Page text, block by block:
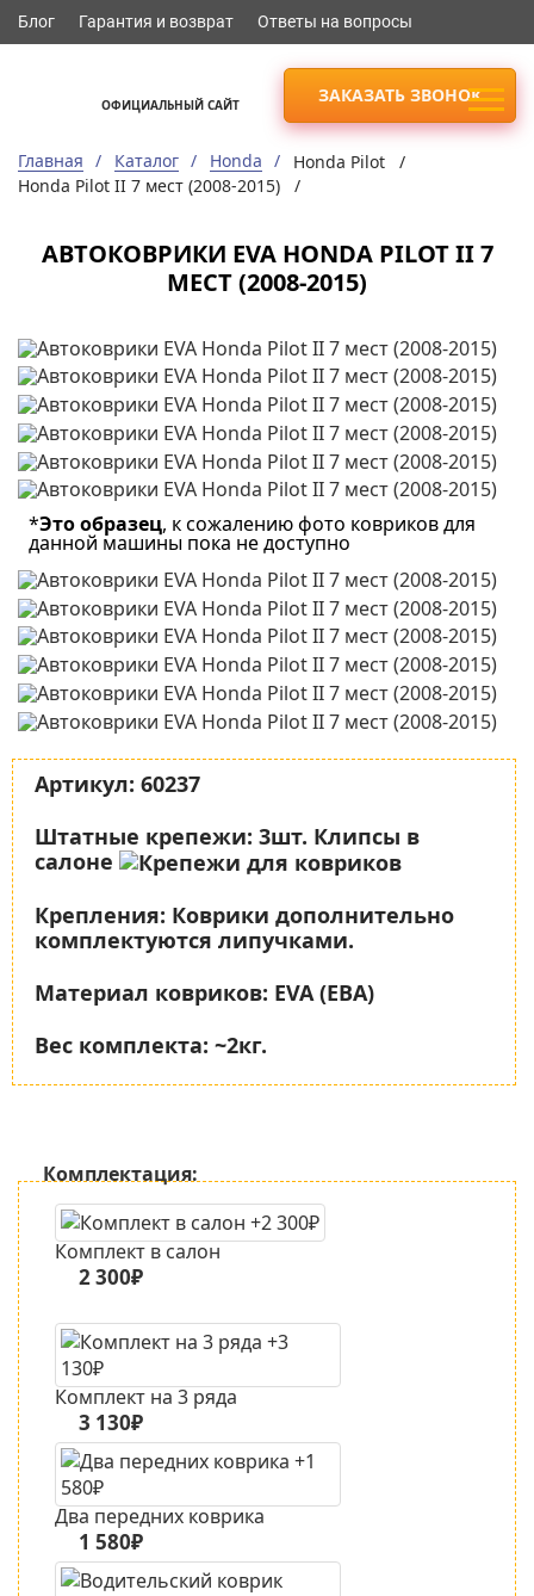
Блог Гарантия и возврат Ответы на вопросы
ОФИЦИАЛЬНЫЙ САЙТ ЗАКАЗАТЬ ЗВОНОК
Главная Каталог Honda
Honda Pilot /
Honda Pilot II 7 мест (2008-2015) /
АВТОКОВРИКИ EVA HONDA PILOT II 7
МЕСТ (2008-2015)
*Это образец, к сожалению фото ковриков для
данной машины пока не доступно
Артикул: 60237
Штатные крепежи: 3шт. Клипсы в
салоне
Крепления: Коврики дополнительно
комплектуются липучками.
Материал ковриков: EVA (ЕВА)
Вес комплекта: ~2кг.
Комплектация:
Комплект в салон
2 300₽
Комплект на 3 ряда
3 130₽
Два передних коврика
1 580₽